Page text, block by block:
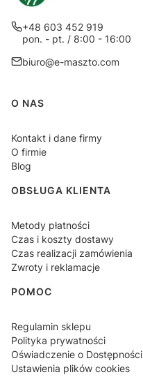
+48 603 452 919
pon. - pt. / 8:00 - 16:00
biuro@e-maszto.com
Linki w stopce
O NAS
Kontakt i dane firmy
O firmie
Blog
OBSŁUGA KLIENTA
Metody płatności
Czas i koszty dostawy
Czas realizacji zamówienia
Zwroty i reklamacje
POMOC
Regulamin sklepu
Polityka prywatności
Oświadczenie o Dostępności
Ustawienia plików cookies